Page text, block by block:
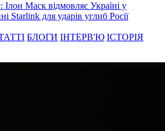
Ілон Маск відмовляє Україні у
Starlink для ударів углиб Росії
БЛОГИ ІНТЕРВ'Ю ІСТОРІЯ